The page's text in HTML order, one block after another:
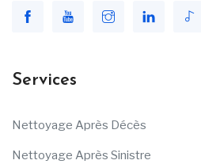
Services
Nettoyage Après Décès
Nettoyage Après Sinistre